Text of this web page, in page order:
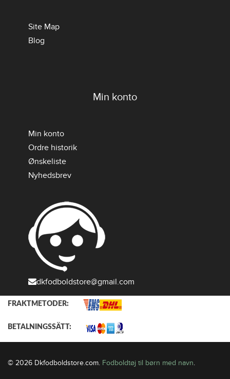
Site Map
Blog
Min konto
Min konto
Ordre historik
Ønskeliste
Nyhedsbrev
dkfodboldstore@gmail.com
FRAKTMETODER:
BETALNINGSSÄTT:
© 2026 Dkfodboldstore.com. Fodboldtøj til børn med navn.